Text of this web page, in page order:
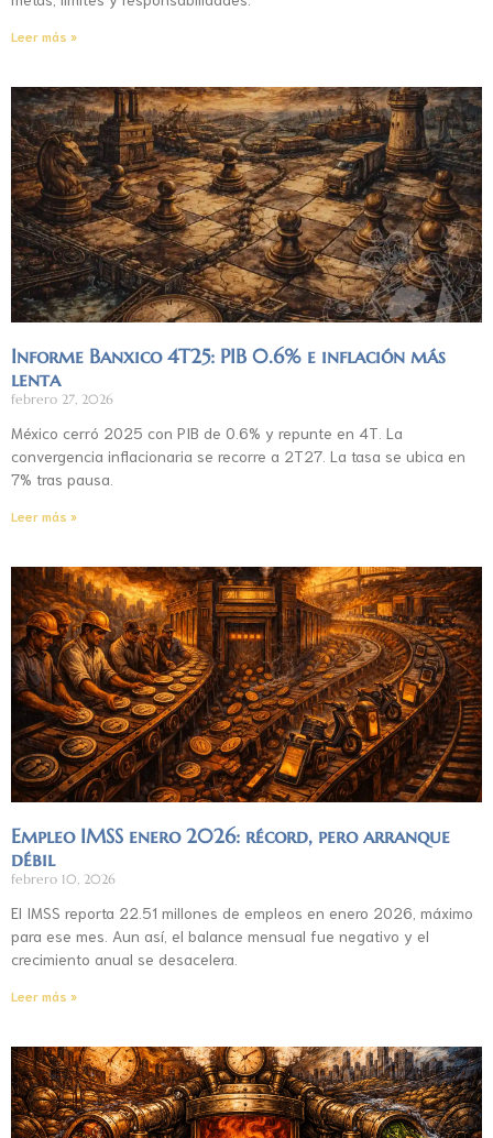
Leer más »
Informe Banxico 4T25: PIB 0.6% e inflación más
lenta
febrero 27, 2026
México cerró 2025 con PIB de 0.6% y repunte en 4T. La
convergencia inflacionaria se recorre a 2T27. La tasa se ubica en
7% tras pausa.
Leer más »
Empleo IMSS enero 2026: récord, pero arranque
débil
febrero 10, 2026
El IMSS reporta 22.51 millones de empleos en enero 2026, máximo
para ese mes. Aun así, el balance mensual fue negativo y el
crecimiento anual se desacelera.
Leer más »